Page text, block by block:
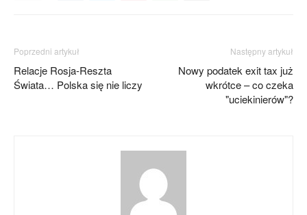
Poprzedni artykuł
Relacje Rosja-Reszta
Świata… Polska się nie liczy
Następny artykuł
Nowy podatek exit tax już
wkrótce – co czeka
"uciekinierów"?